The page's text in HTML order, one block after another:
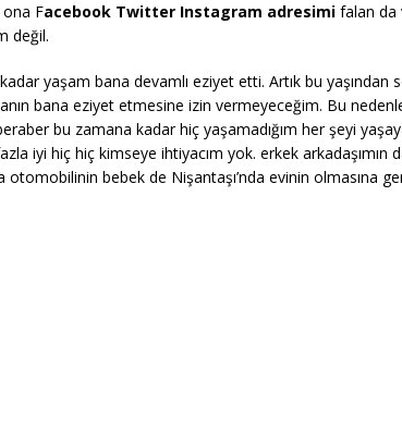
ona Facebook Twitter Instagram adresimi falan da
değil.
yaşam bana devamlı eziyet etti. Artık bu
bana eziyet etmesine izin vermeyeceğim. Bu
bu zamana kadar hiç yaşamadığım her şeyi
iyi hiç hiç kimseye ihtiyacım yok. erkek arkadaşımın
otomobilinin bebek de Nişantaşı’nda evinin olmasına